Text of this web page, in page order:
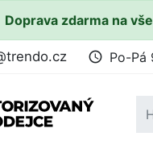
Doprava zdarma na
access_time Po-Pá